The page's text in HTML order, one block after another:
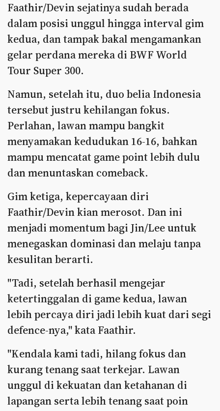
Faathir/Devin sejatinya sudah berada
dalam posisi unggul hingga interval gim
kedua, dan tampak bakal mengamankan
gelar perdana mereka di BWF World
Tour Super 300.
Namun, setelah itu, duo belia Indonesia
tersebut justru kehilangan fokus.
Perlahan, lawan mampu bangkit
menyamakan kedudukan 16-16, bahkan
mampu mencatat game point lebih dulu
dan menuntaskan comeback.
Gim ketiga, kepercayaan diri
Faathir/Devin kian merosot. Dan ini
menjadi momentum bagi Jin/Lee untuk
menegaskan dominasi dan melaju tanpa
kesulitan berarti.
"Tadi, setelah berhasil mengejar
ketertinggalan di game kedua, lawan
lebih percaya diri jadi lebih kuat dari segi
defence-nya," kata Faathir.
"Kendala kami tadi, hilang fokus dan
kurang tenang saat terkejar. Lawan
unggul di kekuatan dan ketahanan di
lapangan serta lebih tenang saat poin